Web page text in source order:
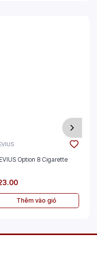
Option 8 Cigarette
Thêm vào giỏ